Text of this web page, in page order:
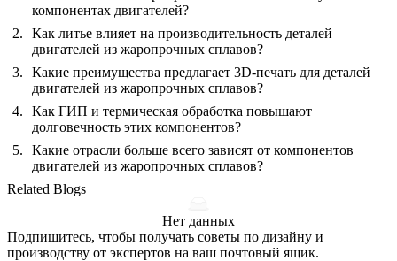
компонентах двигателей?
Как литье влияет на производительность деталей
двигателей из жаропрочных сплавов?
Какие преимущества предлагает 3D-печать для деталей
двигателей из жаропрочных сплавов?
Как ГИП и термическая обработка повышают
долговечность этих компонентов?
Какие отрасли больше всего зависят от компонентов
двигателей из жаропрочных сплавов?
Related Blogs
Нет данных
Подпишитесь, чтобы получать советы по дизайну и
производству от экспертов на ваш почтовый ящик.